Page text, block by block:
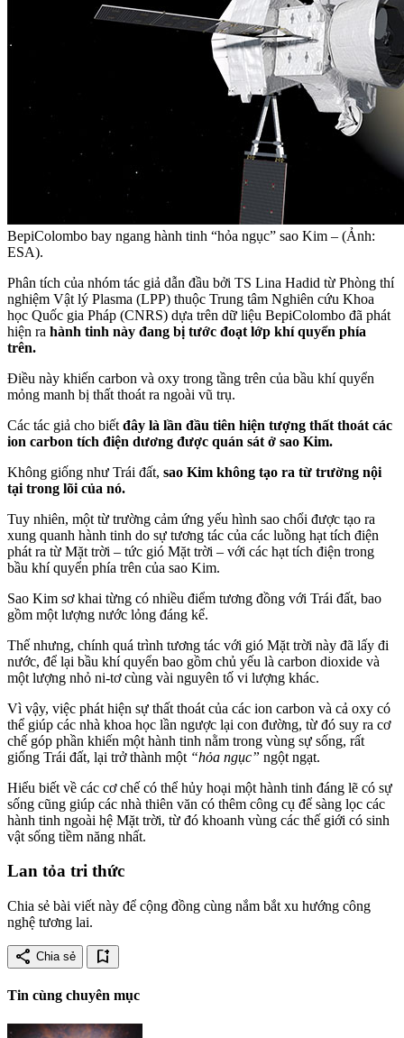
BepiColombo bay ngang hành tinh “hỏa ngục” sao Kim – (Ảnh:
ESA).
Phân tích của nhóm tác giả dẫn đầu bởi TS Lina Hadid từ Phòng thí
nghiệm Vật lý Plasma (LPP) thuộc Trung tâm Nghiên cứu Khoa
học Quốc gia Pháp (CNRS) dựa trên dữ liệu BepiColombo đã phát
hiện ra hành tinh này đang bị tước đoạt lớp khí quyển phía
trên.
Điều này khiến carbon và oxy trong tầng trên của bầu khí quyển
mỏng manh bị thất thoát ra ngoài vũ trụ.
Các tác giả cho biết đây là lần đầu tiên hiện tượng thất thoát các
ion carbon tích điện dương được quán sát ở sao Kim.
Không giống như Trái đất, sao Kim không tạo ra từ trường nội
tại trong lõi của nó.
Tuy nhiên, một từ trường cảm ứng yếu hình sao chổi được tạo ra
xung quanh hành tinh do sự tương tác của các luồng hạt tích điện
phát ra từ Mặt trời – tức gió Mặt trời – với các hạt tích điện trong
bầu khí quyển phía trên của sao Kim.
Sao Kim sơ khai từng có nhiều điểm tương đồng với Trái đất, bao
gồm một lượng nước lỏng đáng kể.
Thế nhưng, chính quá trình tương tác với gió Mặt trời này đã lấy đi
nước, để lại bầu khí quyển bao gồm chủ yếu là carbon dioxide và
một lượng nhỏ ni-tơ cùng vài nguyên tố vi lượng khác.
Vì vậy, việc phát hiện sự thất thoát của các ion carbon và cả oxy có
thể giúp các nhà khoa học lần ngược lại con đường, từ đó suy ra cơ
chế góp phần khiến một hành tinh nằm trong vùng sự sống, rất
giống Trái đất, lại trở thành một “hỏa ngục” ngột ngạt.
Hiểu biết về các cơ chế có thể hủy hoại một hành tinh đáng lẽ có sự
sống cũng giúp các nhà thiên văn có thêm công cụ để sàng lọc các
hành tinh ngoài hệ Mặt trời, từ đó khoanh vùng các thế giới có sinh
vật sống tiềm năng nhất.
Lan tỏa tri thức
Chia sẻ bài viết này để cộng đồng cùng nắm bắt xu hướng công
nghệ tương lai.
share Chia sẻ bookmark_add
Tin cùng chuyên mục